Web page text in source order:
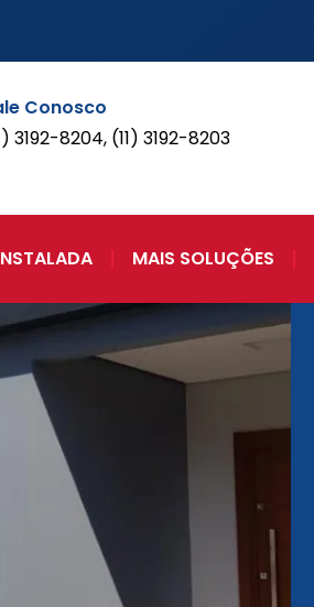
Conosco
3192-8204, (11) 3192-8203
MAIS SOLUÇÕES